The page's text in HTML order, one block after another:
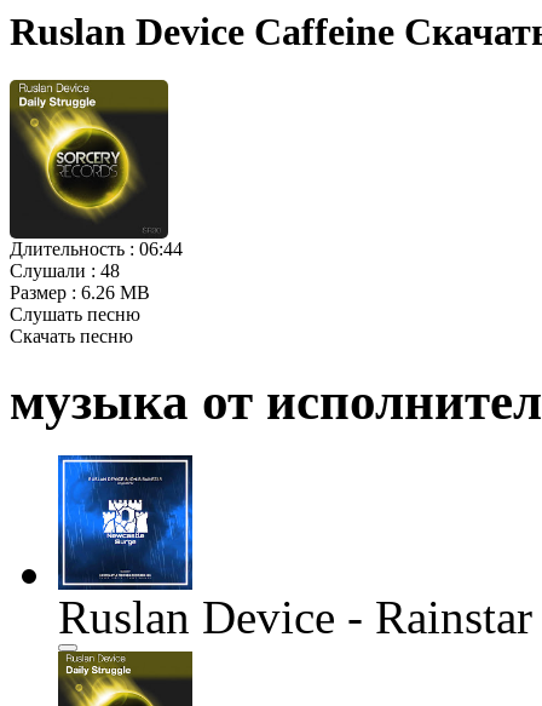
Ruslan Device Caffeine
Длительность : 06:44
Слушали : 48
Размер : 6.26 MB
Слушать песню
Скачать песню
музыка от
Ruslan Device -